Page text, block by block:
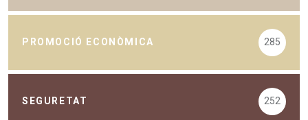
PROMOCIÓ ECONÒMICA 285
SEGURETAT 252